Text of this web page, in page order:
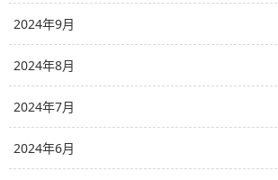
2024年9月
2024年8月
2024年7月
2024年6月